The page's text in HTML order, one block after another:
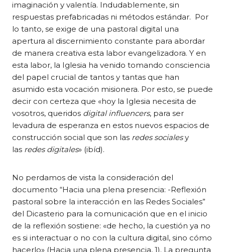
imaginación y valentía. Indudablemente, sin
respuestas prefabricadas ni métodos estándar. Por
lo tanto, se exige de una pastoral digital una
apertura al discernimiento constante para abordar
de manera creativa esta labor evangelizadora. Y en
esta labor, la Iglesia ha venido tomando consciencia
del papel crucial de tantos y tantas que han
asumido esta vocación misionera. Por esto, se puede
decir con certeza que «hoy la Iglesia necesita de
vosotros, queridos digital influencers, para ser
levadura de esperanza en estos nuevos espacios de
construcción social que son las redes socialesy
las redes digitales» (ibíd).
No perdamos de vista la consideración del
documento “Hacia una plena presencia: -Reflexión
pastoral sobre la interacción en las Redes Sociales”
del Dicasterio para la comunicación que en el inicio
de la reflexión sostiene: «de hecho, la cuestión ya no
es si interactuar o no con la cultura digital, sino cómo
hacerlo» (Hacia una plena presencia, 1). La pregunta